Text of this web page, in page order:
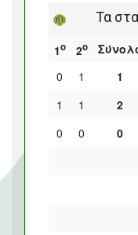
Τα
1ο 2ο
0 1 1
1
1 2
0
0 0